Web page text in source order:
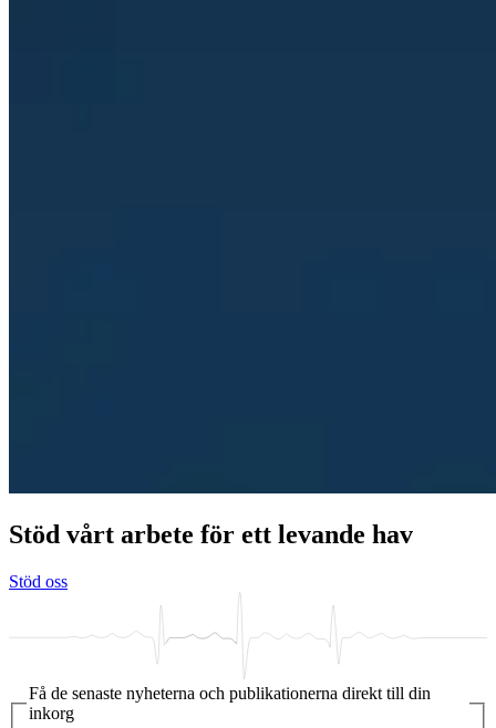
Stöd vårt arbete för ett levande hav
Stöd oss
Få de senaste nyheterna och publikationerna direkt till din
inkorg